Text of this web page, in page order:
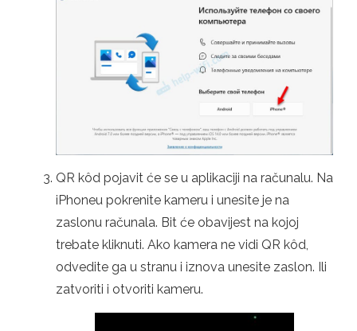
QR kôd pojavit će se u aplikaciji na računalu. Na
iPhoneu pokrenite kameru i unesite je na
zaslonu računala. Bit će obavijest na kojoj
trebate kliknuti. Ako kamera ne vidi QR kôd,
odvedite ga u stranu i iznova unesite zaslon. Ili
zatvoriti i otvoriti kameru.